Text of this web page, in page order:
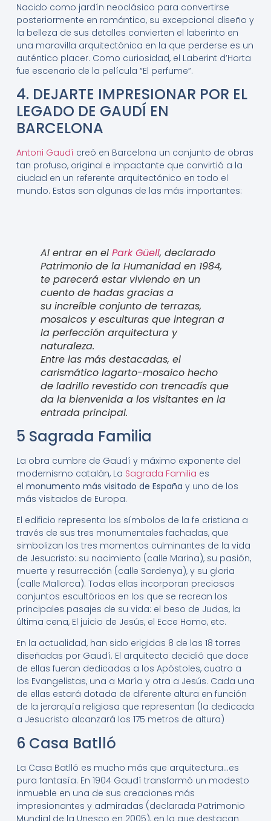
Nacido como jardín neoclásico para convertirse
posteriormente en romántico, su excepcional diseño y
la belleza de sus detalles convierten el laberinto en
una maravilla arquitectónica en la que perderse es un
auténtico placer. Como curiosidad, el Laberint d’Horta
fue escenario de la película “El perfume”.
4. DEJARTE IMPRESIONAR POR EL
LEGADO DE GAUDÍ EN
BARCELONA
Antoni Gaudí creó en Barcelona un conjunto de obras
tan profuso, original e impactante que convirtió a la
ciudad en un referente arquitectónico en todo el
mundo. Estas son algunas de las más importantes:
Al entrar en el Park Güell, declarado
Patrimonio de la Humanidad en 1984,
te parecerá estar viviendo en un
cuento de hadas gracias a
su increíble conjunto de terrazas,
mosaicos y esculturas que integran a
la perfección arquitectura y
naturaleza.
Entre las más destacadas, el
carismático lagarto-mosaico hecho
de ladrillo revestido con trencadís que
da la bienvenida a los visitantes en la
entrada principal.
5 Sagrada Familia
La obra cumbre de Gaudí y máximo exponente del
modernismo catalán, La Sagrada Familia es
el monumento más visitado de España y uno de los
más visitados de Europa.
El edificio representa los símbolos de la fe cristiana a
través de sus tres monumentales fachadas, que
simbolizan los tres momentos culminantes de la vida
de Jesucristo: su nacimiento (calle Marina), su pasión,
muerte y resurrección (calle Sardenya), y su gloria
(calle Mallorca). Todas ellas incorporan preciosos
conjuntos escultóricos en los que se recrean los
principales pasajes de su vida: el beso de Judas, la
última cena, El juicio de Jesús, el Ecce Homo, etc.
En la actualidad, han sido erigidas 8 de las 18 torres
diseñadas por Gaudí. El arquitecto decidió que doce
de ellas fueran dedicadas a los Apóstoles, cuatro a
los Evangelistas, una a María y otra a Jesús. Cada una
de ellas estará dotada de diferente altura en función
de la jerarquía religiosa que representan (la dedicada
a Jesucristo alcanzará los 175 metros de altura)
6 Casa Batlló
La Casa Batlló es mucho más que arquitectura…es
pura fantasía. En 1904 Gaudí transformó un modesto
inmueble en una de sus creaciones más
impresionantes y admiradas (declarada Patrimonio
Mundial de la Unesco en 2005), en la que destacan